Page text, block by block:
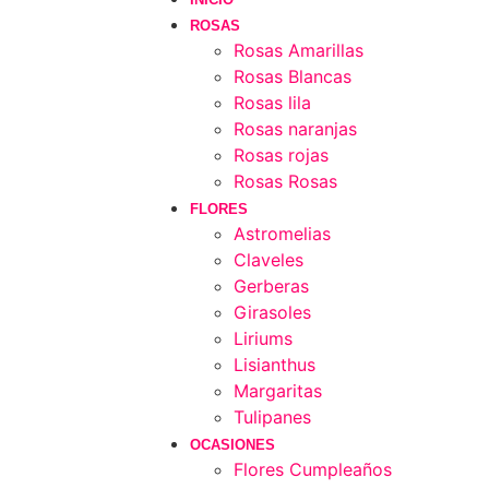
ROSAS
Rosas Amarillas
Rosas Blancas
Rosas lila
Rosas naranjas
Rosas rojas
Rosas Rosas
FLORES
Astromelias
Claveles
Gerberas
Girasoles
Liriums
Lisianthus
Margaritas
Tulipanes
OCASIONES
Flores Cumpleaños